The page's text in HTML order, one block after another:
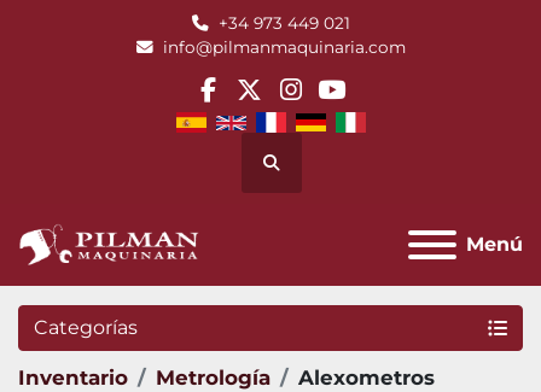
+34 973 449 021
info@pilmanmaquinaria.com
facebook
twitterinstagram
youtube
Buscar
Menú
Categorías
Inventario Metrología Alexometros